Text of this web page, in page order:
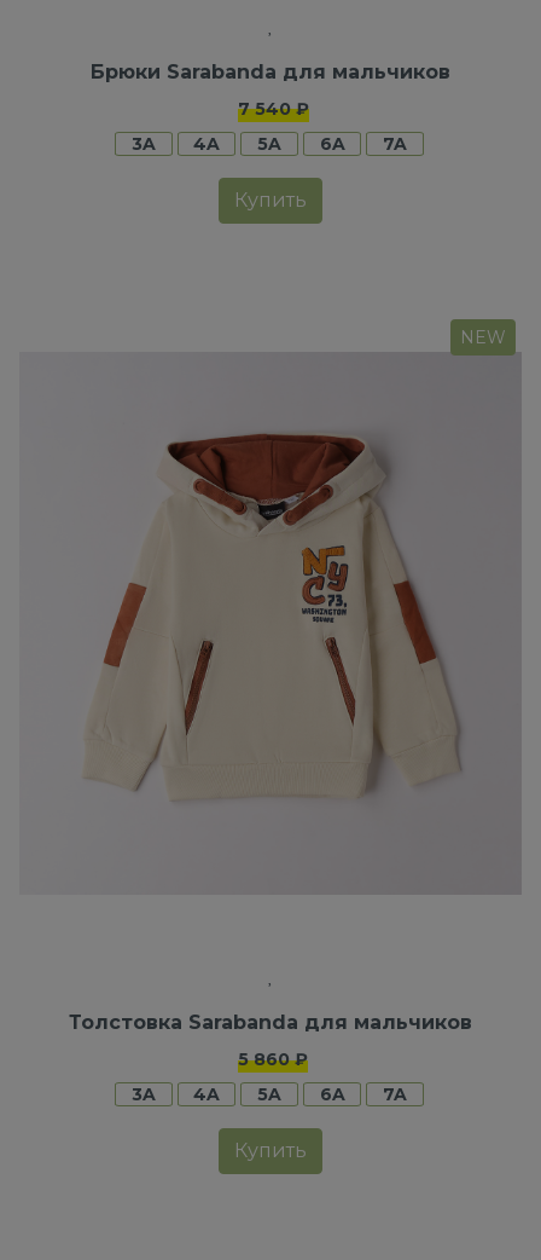
Брюки Sarabanda для мальчиков
7 540 ₽
3A
4A 5A 6A 7A
Купить
NEW
Толстовка Sarabanda для мальчиков
5 860 ₽
3A
4A 5A 6A 7A
Купить